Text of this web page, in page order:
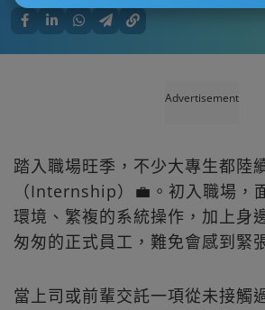
Advertisement
踏入職場旺季，不少大專生都陸
（Internship）💼。初入職場，
環境、繁複的系統操作，加上身
匆匆的正式員工，難免會感到緊
當上司或前輩交託一項從未接觸